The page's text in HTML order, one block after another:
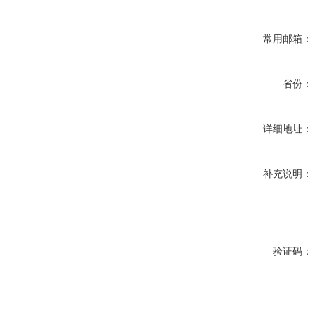
常用邮箱：
省份：
详细地址：
补充说明：
验证码：